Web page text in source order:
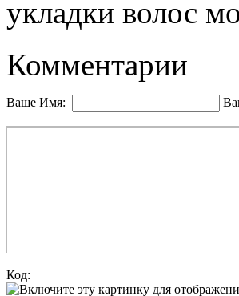
укладки волос
Комментарии
Ваше Имя:
Код: